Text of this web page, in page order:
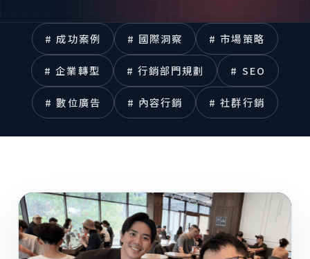
# 成功案例 # 國際洞察 # 市場策略
# 企業轉型 # 行銷部門規劃 # SEO
# 數位廣告 # 內容行銷 # 社群行銷